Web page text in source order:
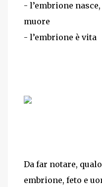
- l’embrione
muore
- l’embrione è vita
Da far notare,
embrione, feto e